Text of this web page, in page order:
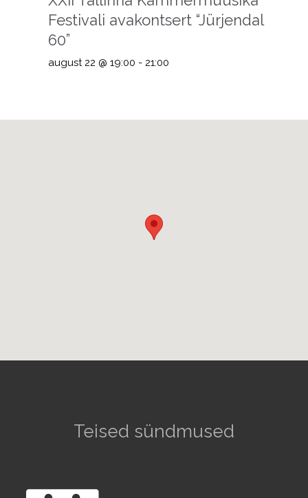
Festivali avakontsert “Jürjendal
60”
august 22 @ 19:00 - 21:00
Teised sündmused